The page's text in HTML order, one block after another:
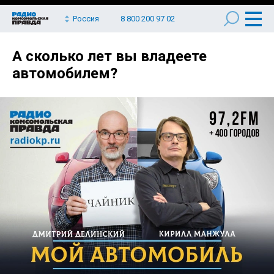
Россия 8 800 200 97 02
А сколько лет вы владеете
автомобилем?